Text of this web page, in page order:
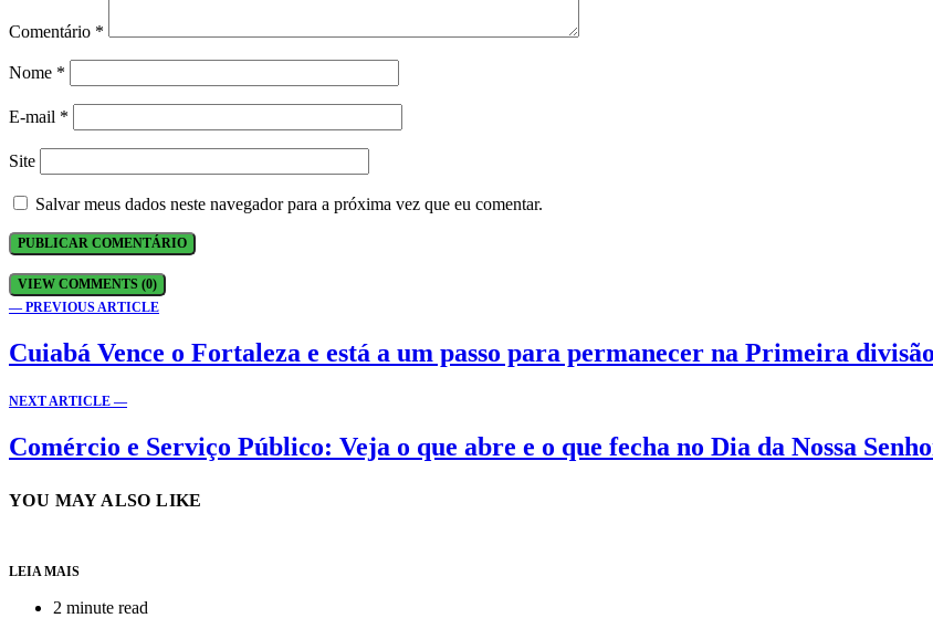
Comentário *
Nome *
E-mail *
Site
Salvar meus dados neste navegador para a próxima vez que eu comentar.
VIEW COMMENTS (0)
— PREVIOUS ARTICLE
Cuiabá Vence o Fortaleza e está a um passo para permanecer na Primeira
NEXT ARTICLE —
Comércio e Serviço Público: Veja o que abre e o que fecha no Dia da Nossa
YOU MAY ALSO LIKE
LEIA MAIS
2 minute read